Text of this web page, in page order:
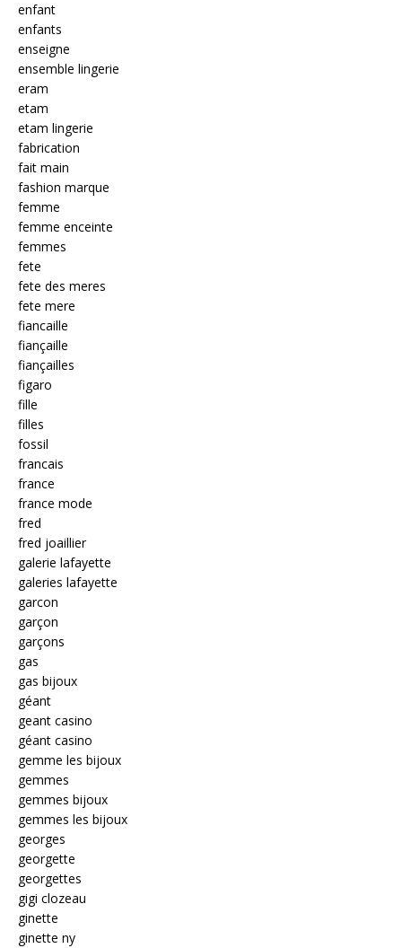
enfant
enfants
enseigne
ensemble lingerie
eram
etam
etam lingerie
fabrication
fait main
fashion marque
femme
femme enceinte
femmes
fete
fete des meres
fete mere
fiancaille
fiançaille
fiançailles
figaro
fille
filles
fossil
francais
france
france mode
fred
fred joaillier
galerie lafayette
galeries lafayette
garcon
garçon
garçons
gas
gas bijoux
géant
geant casino
géant casino
gemme les bijoux
gemmes
gemmes bijoux
gemmes les bijoux
georges
georgette
georgettes
gigi clozeau
ginette
ginette ny